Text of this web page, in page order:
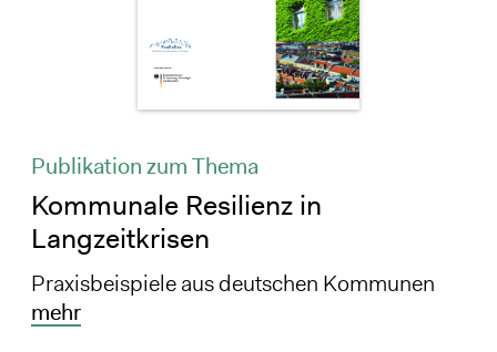
Publikation zum Thema
Kommunale Resilienz in
Langzeitkrisen
Praxisbeispiele aus deutschen Kommunen
mehr